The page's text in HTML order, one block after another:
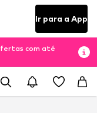
Ir para a App
com até